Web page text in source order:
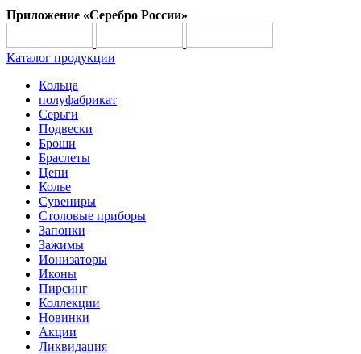
Приложение «Серебро России»
Каталог продукции
Кольца
полуфабрикат
Серьги
Подвески
Броши
Браслеты
Цепи
Колье
Сувениры
Столовые приборы
Запонки
Зажимы
Ионизаторы
Иконы
Пирсинг
Коллекции
Новинки
Акции
Ликвидация